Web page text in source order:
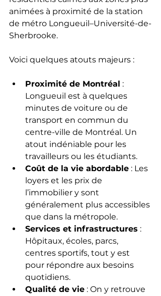
animées à proximité de la station
de métro Longueuil–Université-de-
Sherbrooke.
Voici quelques atouts majeurs :
Proximité de Montréal :
Longueuil est à quelques
minutes de voiture ou de
transport en commun du
centre-ville de Montréal. Un
atout indéniable pour les
travailleurs ou les étudiants.
Coût de la vie abordable : Les
loyers et les prix de
l’immobilier y sont
généralement plus accessibles
que dans la métropole.
Services et infrastructures :
Hôpitaux, écoles, parcs,
centres sportifs, tout y est
pour répondre aux besoins
quotidiens.
Qualité de vie : On y retrouve